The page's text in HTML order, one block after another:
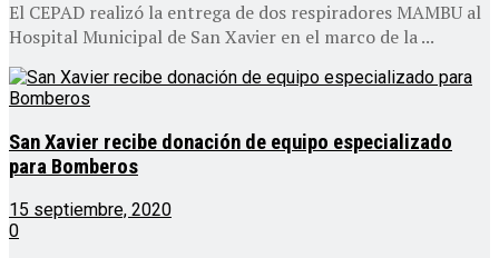
El CEPAD realizó la entrega de dos respiradores MAMBU al
Hospital Municipal de San Xavier en el marco de la ...
San Xavier recibe donación de equipo especializado
para Bomberos
15 septiembre, 2020
0